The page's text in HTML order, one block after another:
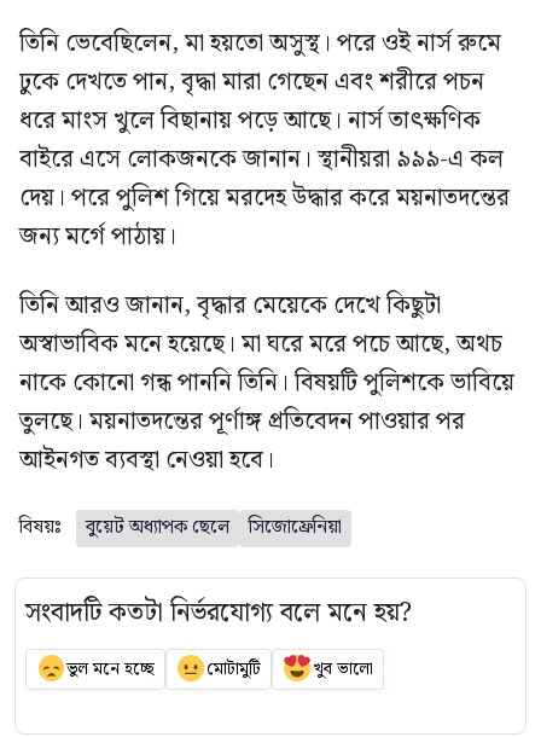
তিনি ভেবেছিলেন, মা হয়তো অসুস্থ। পরে ওই নার্স রুমে
ঢুকে দেখতে পান, বৃদ্ধা মারা গেছেন এবং শরীরে পচন
ধরে মাংস খুলে বিছানায় পড়ে আছে। নার্স তাৎক্ষণিক
বাইরে এসে লোকজনকে জানান। স্থানীয়রা ৯৯৯-এ কল
দেয়। পরে পুলিশ গিয়ে মরদেহ উদ্ধার করে ময়নাতদন্তের
জন্য মর্গে পাঠায়।
তিনি আরও জানান, বৃদ্ধার মেয়েকে দেখে কিছুটা
অস্বাভাবিক মনে হয়েছে। মা ঘরে মরে পচে আছে, অথচ
নাকে কোনো গন্ধ পাননি তিনি। বিষয়টি পুলিশকে ভাবিয়ে
তুলছে। ময়নাতদন্তের পূর্ণাঙ্গ প্রতিবেদন পাওয়ার পর
আইনগত ব্যবস্থা নেওয়া হবে।
বিষয়ঃ বুয়েট অধ্যাপক ছেলে সিজোফ্রেনিয়া
সংবাদটি কতটা নির্ভরযোগ্য বলে মনে হয়?
ভুল মনে হচ্ছে মোটামুটি খুব ভালো